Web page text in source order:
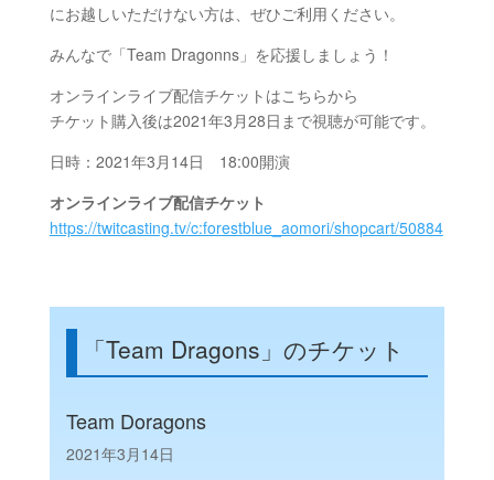
にお越しいただけない方は、ぜひご利用ください。
みんなで「Team Dragonns」を応援しましょう！
オンラインライブ配信チケットはこちらから
チケット購入後は2021年3月28日まで視聴が可能です。
日時：2021年3月14日 18:00開演
オンラインライブ配信チケット
https://twitcasting.tv/c:forestblue_aomori/shopcart/50884
「Team Dragons」のチケット
Team Doragons
2021年3月14日